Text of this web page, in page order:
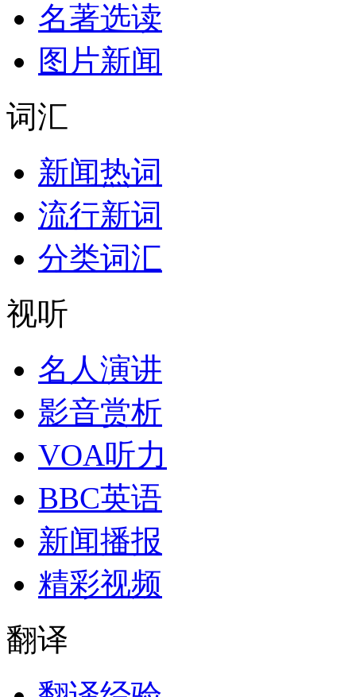
名著选读
图片新闻
词汇
新闻热词
流行新词
分类词汇
视听
名人演讲
影音赏析
VOA听力
BBC英语
新闻播报
精彩视频
翻译